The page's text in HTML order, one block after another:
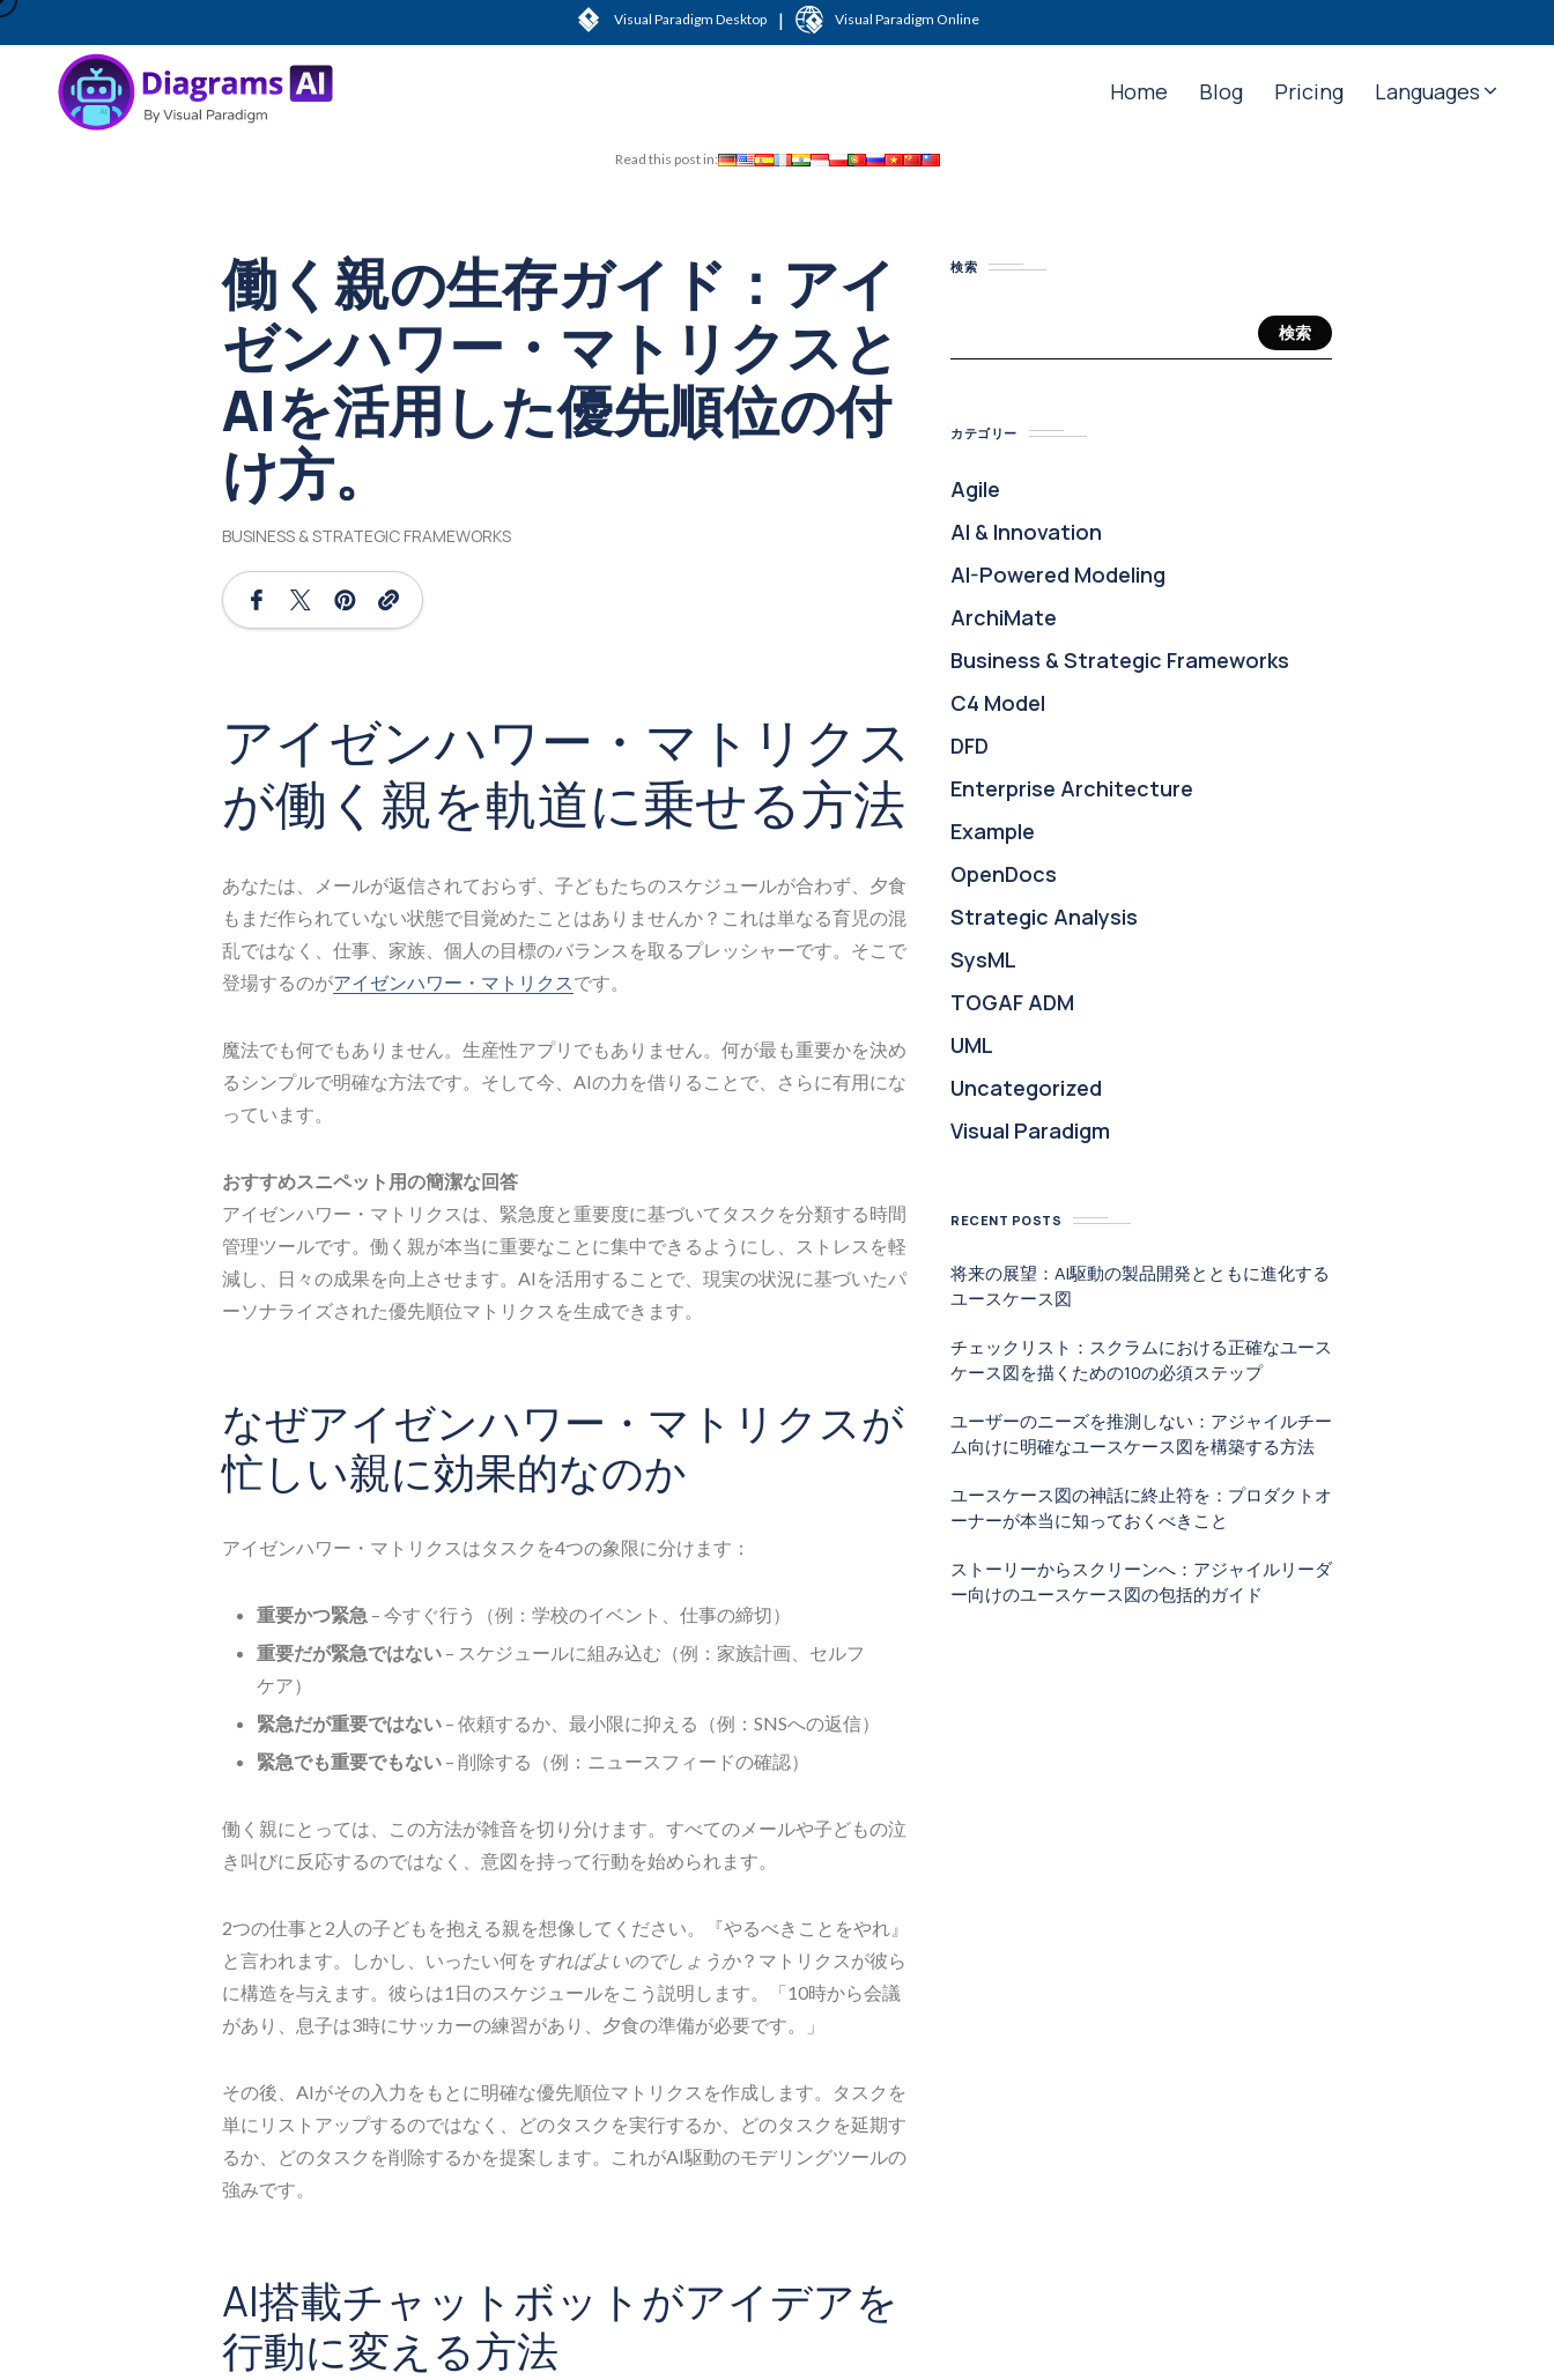
Visual Paradigm Desktop | Visual Paradigm Online
Home Blog Pricing Languages
Read this post in:
働く親の生存ガイド：アイ
ゼンハワー・マトリクスと
AIを活用した優先順位の付
け方。
BUSINESS & STRATEGIC FRAMEWORKS
アイゼンハワー・マトリクス
が働く親を軌道に乗せる方法
あなたは、メールが返信されておらず、子どもたちのスケジュールが合わず、夕食
もまだ作られていない状態で目覚めたことはありませんか？これは単なる育児の混
乱ではなく、仕事、家族、個人の目標のバランスを取るプレッシャーです。そこで
登場するのがアイゼンハワー・マトリクスです。
魔法でも何でもありません。生産性アプリでもありません。何が最も重要かを決め
るシンプルで明確な方法です。そして今、AIの力を借りることで、さらに有用にな
っています。
おすすめスニペット用の簡潔な回答
アイゼンハワー・マトリクスは、緊急度と重要度に基づいてタスクを分類する時間
管理ツールです。働く親が本当に重要なことに集中できるようにし、ストレスを軽
減し、日々の成果を向上させます。AIを活用することで、現実の状況に基づいたパ
ーソナライズされた優先順位マトリクスを生成できます。
なぜアイゼンハワー・マトリクスが
忙しい親に効果的なのか
アイゼンハワー・マトリクスはタスクを4つの象限に分けます：
重要かつ緊急 – 今すぐ行う（例：学校のイベント、仕事の締切）
重要だが緊急ではない – スケジュールに組み込む（例：家族計画、セルフ
ケア）
緊急だが重要ではない – 依頼するか、最小限に抑える（例：SNSへの返信）
緊急でも重要でもない – 削除する（例：ニュースフィードの確認）
働く親にとっては、この方法が雑音を切り分けます。すべてのメールや子どもの泣
き叫びに反応するのではなく、意図を持って行動を始められます。
2つの仕事と2人の子どもを抱える親を想像してください。『やるべきことをやれ』
と言われます。しかし、いったい何を すればよいのでしょうか？マトリクスが彼ら
に構造を与えます。彼らは1日のスケジュールをこう説明します。「10時から会議
があり、息子は3時にサッカーの練習があり、夕食の準備が必要です。」
その後、AIがその入力をもとに明確な優先順位マトリクスを作成します。タスクを
単にリストアップするのではなく、どのタスクを実行するか、どのタスクを延期す
るか、どのタスクを削除するかを提案します。これがAI駆動のモデリングツールの
強みです。
AI搭載チャットボットがアイデアを
行動に変える方法
検索
検索
カテゴリー
Agile
AI & Innovation
AI-Powered Modeling
ArchiMate
Business & Strategic Frameworks
C4 Model
DFD
Enterprise Architecture
Example
OpenDocs
Strategic Analysis
SysML
TOGAF ADM
UML
Uncategorized
Visual Paradigm
RECENT POSTS
将来の展望：AI駆動の製品開発とともに進化する
ユースケース図
チェックリスト：スクラムにおける正確なユース
ケース図を描くための10の必須ステップ
ユーザーのニーズを推測しない：アジャイルチー
ム向けに明確なユースケース図を構築する方法
ユースケース図の神話に終止符を：プロダクトオ
ーナーが本当に知っておくべきこと
ストーリーからスクリーンへ：アジャイルリーダ
ー向けのユースケース図の包括的ガイド